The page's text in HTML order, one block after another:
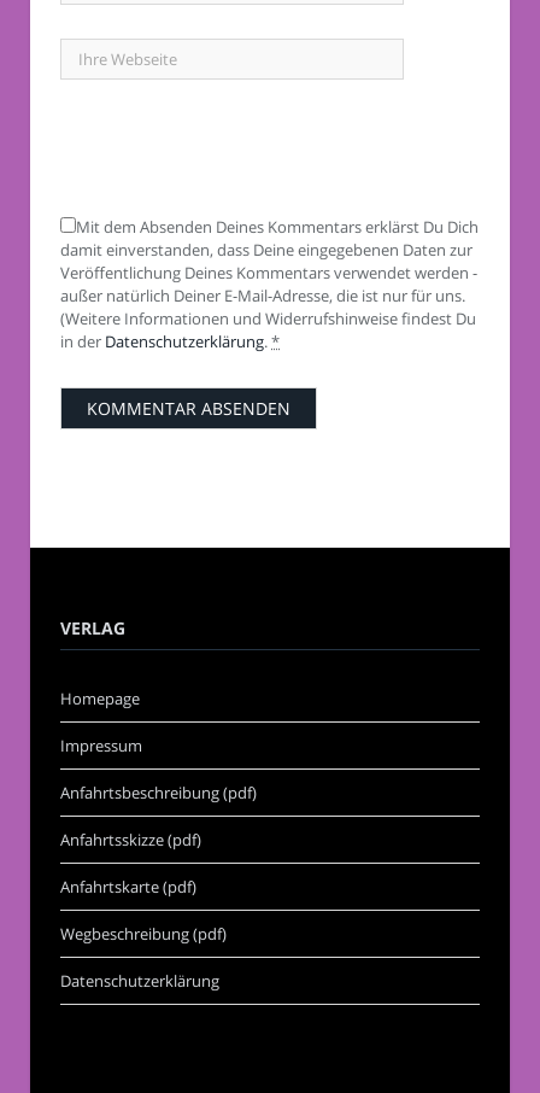
Mit dem Absenden Deines Kommentars erklärst Du Dich
damit einverstanden, dass Deine eingegebenen Daten zur
Veröffentlichung Deines Kommentars verwendet werden -
außer natürlich Deiner E-Mail-Adresse, die ist nur für uns.
(Weitere Informationen und Widerrufshinweise findest Du
in der Datenschutzerklärung.*
VERLAG
Homepage
Impressum
Anfahrtsbeschreibung (pdf)
Anfahrtsskizze (pdf)
Anfahrtskarte (pdf)
Wegbeschreibung (pdf)
Datenschutzerklärung